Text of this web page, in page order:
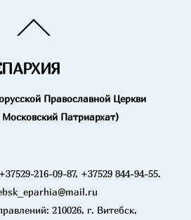
To
Православной Церкви
Патриархат)
216-09-87, +37529 844-94-55.
210026, г. Витебск,